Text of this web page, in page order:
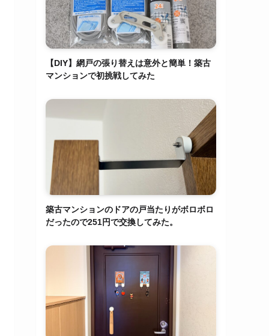
【DIY】網戸の張り替えは意外と簡単！築古
マンションで初挑戦してみた
築古マンションのドアの戸当たりがボロボロ
だったので251円で交換してみた。